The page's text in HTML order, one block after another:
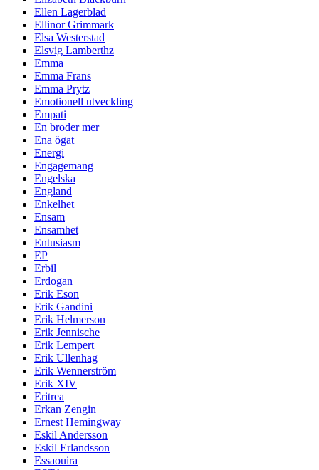
Ellen Lagerblad
Ellinor Grimmark
Elsa Westerstad
Elsvig Lamberthz
Emma
Emma Frans
Emma Prytz
Emotionell utveckling
Empati
En broder mer
Ena ögat
Energi
Engagemang
Engelska
England
Enkelhet
Ensam
Ensamhet
Entusiasm
EP
Erbil
Erdogan
Erik Eson
Erik Gandini
Erik Helmerson
Erik Jennische
Erik Lempert
Erik Ullenhag
Erik Wennerström
Erik XIV
Eritrea
Erkan Zengin
Ernest Hemingway
Eskil Andersson
Eskil Erlandsson
Essaouira